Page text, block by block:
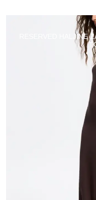
RESERVED HALJINE